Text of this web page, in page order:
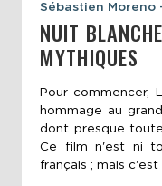
Sébastien
NUIT
MYTHIQUES
Pour commencer,
hommage au
dont presque
Ce film n'est ni
français ; mais c'est